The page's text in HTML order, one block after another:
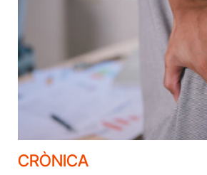
CRÒNICA